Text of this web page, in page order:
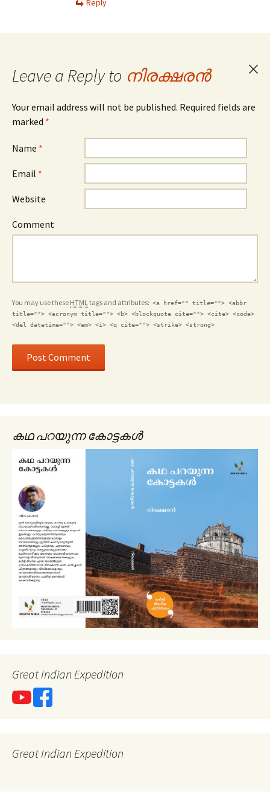
Reply
Leave a Reply to നിരക്ഷരന്‍
Your email address will not be published. Required fields are
marked *
Name *
Email *
Website
Comment
You may use these HTML tags and attributes: <a href="" title=""> <abbr
title=""> <acronym title=""> <b> <blockquote cite=""> <cite> <code>
<del datetime=""> <em> <i> <q cite=""> <strike> <strong>
കഥ പറയുന്ന കോട്ടകൾ
Great Indian Expedition
Great Indian Expedition